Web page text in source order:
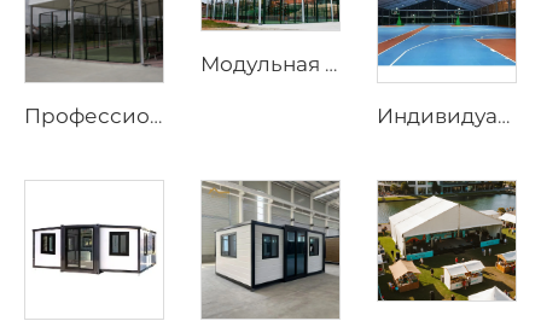
Профессиональная конструкция падел-корта из стали и стекла | Водонепроницаемый наружный спортивный тент с теневым клапаном для теннисных объектов
Модульная система затенения для площадок для падела | Прочная панорамная спортивная ограждающая конструкция для круглогодичных тренировок
Индивидуальные конструкционные решения для падел-кортов | Спортивные навесы из стали и стекла с теневыми клапанами и ветрозащитным алюминиевым каркасом